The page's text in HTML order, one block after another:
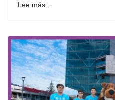
Lee más…